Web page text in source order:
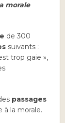
morale
de 300
suivants :
trop gaie »,
passages
la morale.